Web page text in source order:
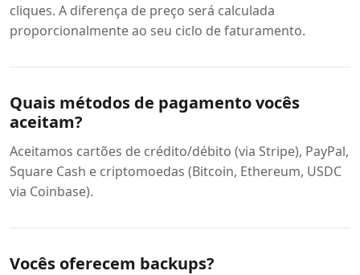
cliques. A diferença de preço será calculada
proporcionalmente ao seu ciclo de faturamento.
Quais métodos de pagamento vocês
aceitam?
Aceitamos cartões de crédito/débito (via Stripe), PayPal,
Square Cash e criptomoedas (Bitcoin, Ethereum, USDC
via Coinbase).
Vocês oferecem backups?